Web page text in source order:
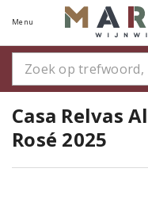
Menu
Casa Relvas
Rosé 2025